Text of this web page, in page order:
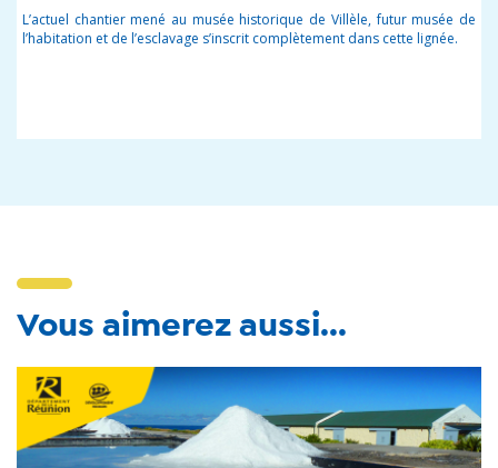
L’actuel chantier mené au musée historique de Villèle, futur musée de
l’habitation et de l’esclavage s’inscrit complètement dans cette lignée.
Vous aimerez aussi...